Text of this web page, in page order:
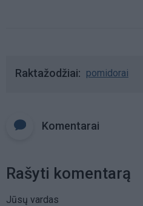
Raktažodžiai pomidorai
Komentarai
Rašyti komentarą
Jūsų vardas